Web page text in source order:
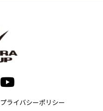
プライバシーポリシー